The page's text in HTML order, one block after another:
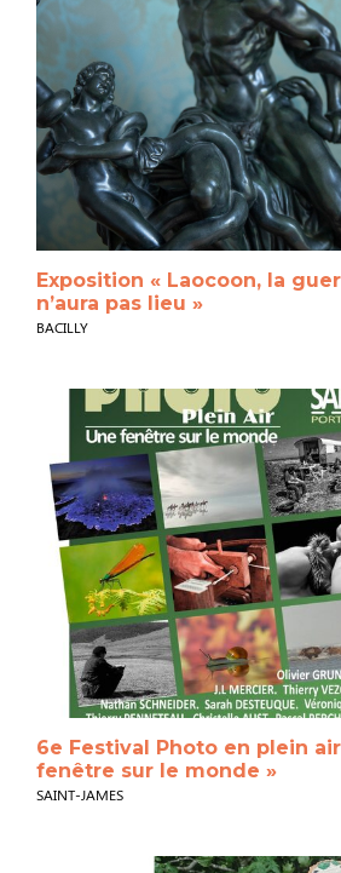
Exposition « Laocoon, la
n’aura pas lieu »
BACILLY
6e Festival Photo en plein air
fenêtre sur le monde »
SAINT-JAMES